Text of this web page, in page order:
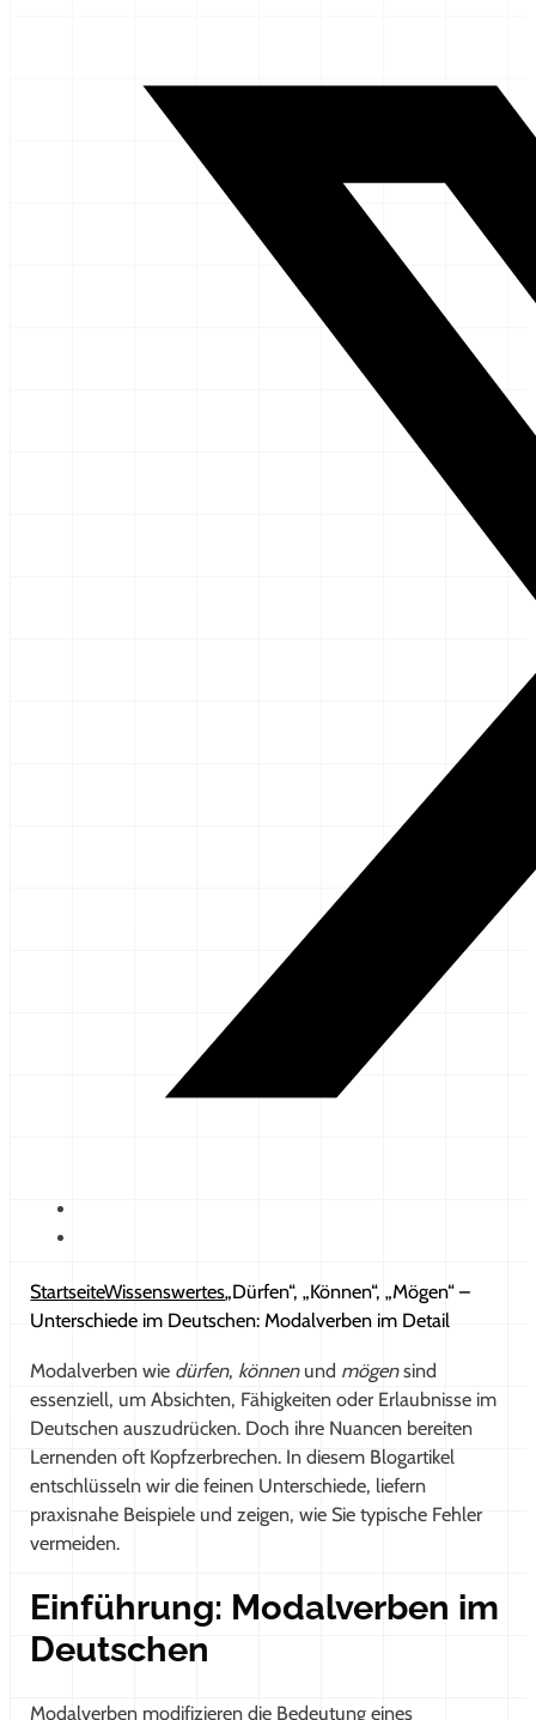
StartseiteWissenswertes„Dürfen“, „Können“, „Mögen“ –
Unterschiede im Deutschen: Modalverben im Detail
Modalverben wie dürfen, könnenund mögensind
essenziell, um Absichten, Fähigkeiten oder Erlaubnisse im
Deutschen auszudrücken. Doch ihre Nuancen bereiten
Lernenden oft Kopfzerbrechen. In diesem Blogartikel
entschlüsseln wir die feinen Unterschiede, liefern
praxisnahe Beispiele und zeigen, wie Sie typische Fehler
vermeiden.
Einführung: Modalverben im
Deutschen
Modalverben modifizieren die Bedeutung eines